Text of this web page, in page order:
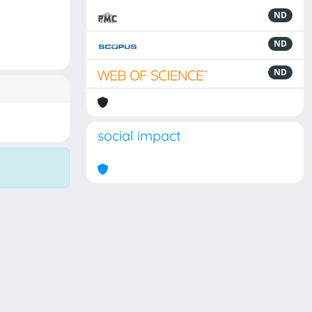
ND
ND
ND
social impact